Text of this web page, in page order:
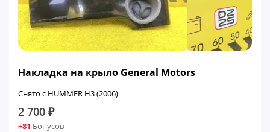
Накладка на крыло General Motors
Снято с HUMMER H3 (2006)
2 700 ₽
+81 Бонусов